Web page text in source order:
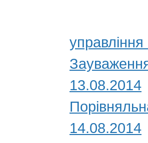
13.08.2014
14.08.2014